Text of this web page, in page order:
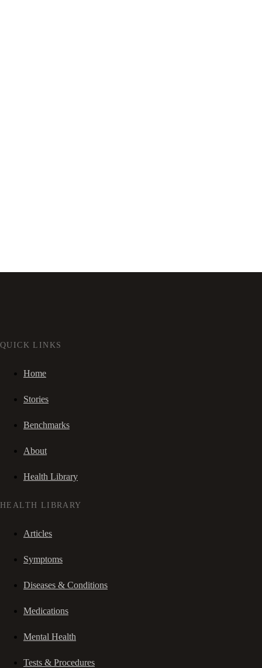
QUICK LINKS
Home
Stories
Benchmarks
About
Health Library
HEALTH LIBRARY
Articles
Symptoms
Diseases & Conditions
Medications
Mental Health
Tests & Procedures